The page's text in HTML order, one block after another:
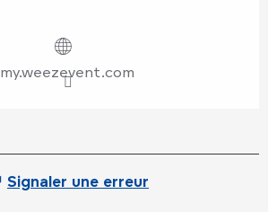
my.weezevent.com
Signaler une erreur